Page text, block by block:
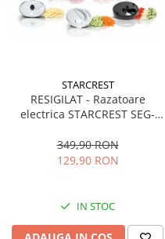
STARCREST
RESIGILAT - Razatoare
electrica STARCREST SEG-
taiere, Negru
349,90 RON
129,90 RON
IN STOC